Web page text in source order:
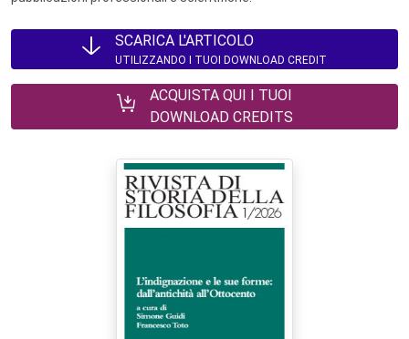
SCARICA L'ARTICOLO
UTILIZZANDO I TUOI DOWNLOAD CREDIT
ACQUISTA QUI I TUOI
DOWNLOAD CREDITS